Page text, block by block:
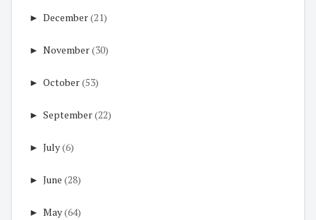
► December(21)
► November(30)
► October(53)
► September(22)
► July(6)
► June (28)
► May(64)